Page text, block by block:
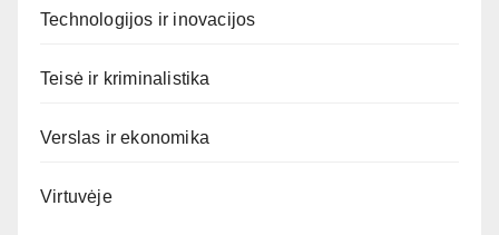
Technologijos ir inovacijos
Teisė ir kriminalistika
Verslas ir ekonomika
Virtuvėje